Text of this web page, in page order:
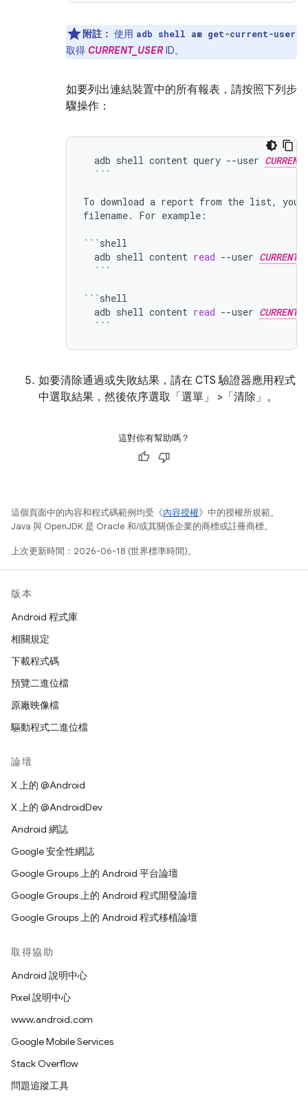
附註： 使用 adb shell am get-current-user
取得 CURRENT_USERID。
如要列出連結裝置中的所有報表，請按照下列步
驟操作：
adb shell content query --user
```
To download a report from the list, you
filename.
For example:
```
adb shell content read --user
```
```
adb shell content read --user
```
如要清除通過或失敗結果，請在 CTS 驗證器應用程式
中選取結果，然後依序選取「選單」
>「清除」 。
這對你有幫助嗎？
這個頁面中的內容和程式碼範例均受《內容授權》中的授權所規範。
Java 與 OpenJDK 是 Oracle 和/或其關係企業的商標或註冊商標。
上次更新時間：2026-06-18 (世界標準時間)。
版本
Android 程式庫
相關規定
下載程式碼
預覽二進位檔
原廠映像檔
驅動程式二進位檔
論壇
X 上的 @Android
X 上的 @AndroidDev
Android 網誌
Google 安全性網誌
Google Groups 上的 Android 平台論壇
Google Groups 上的 Android 程式開發論壇
Google Groups 上的 Android 程式移植論壇
取得協助
Android 說明中心
Pixel 說明中心
www.android.com
Google Mobile Services
Stack Overflow
問題追蹤工具